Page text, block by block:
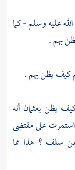
عليه وسلم - كما
بهم .
كيف يظن بهم .
يظنبعثمان أنه
على مقتضى
سلف ؟ هذا مما